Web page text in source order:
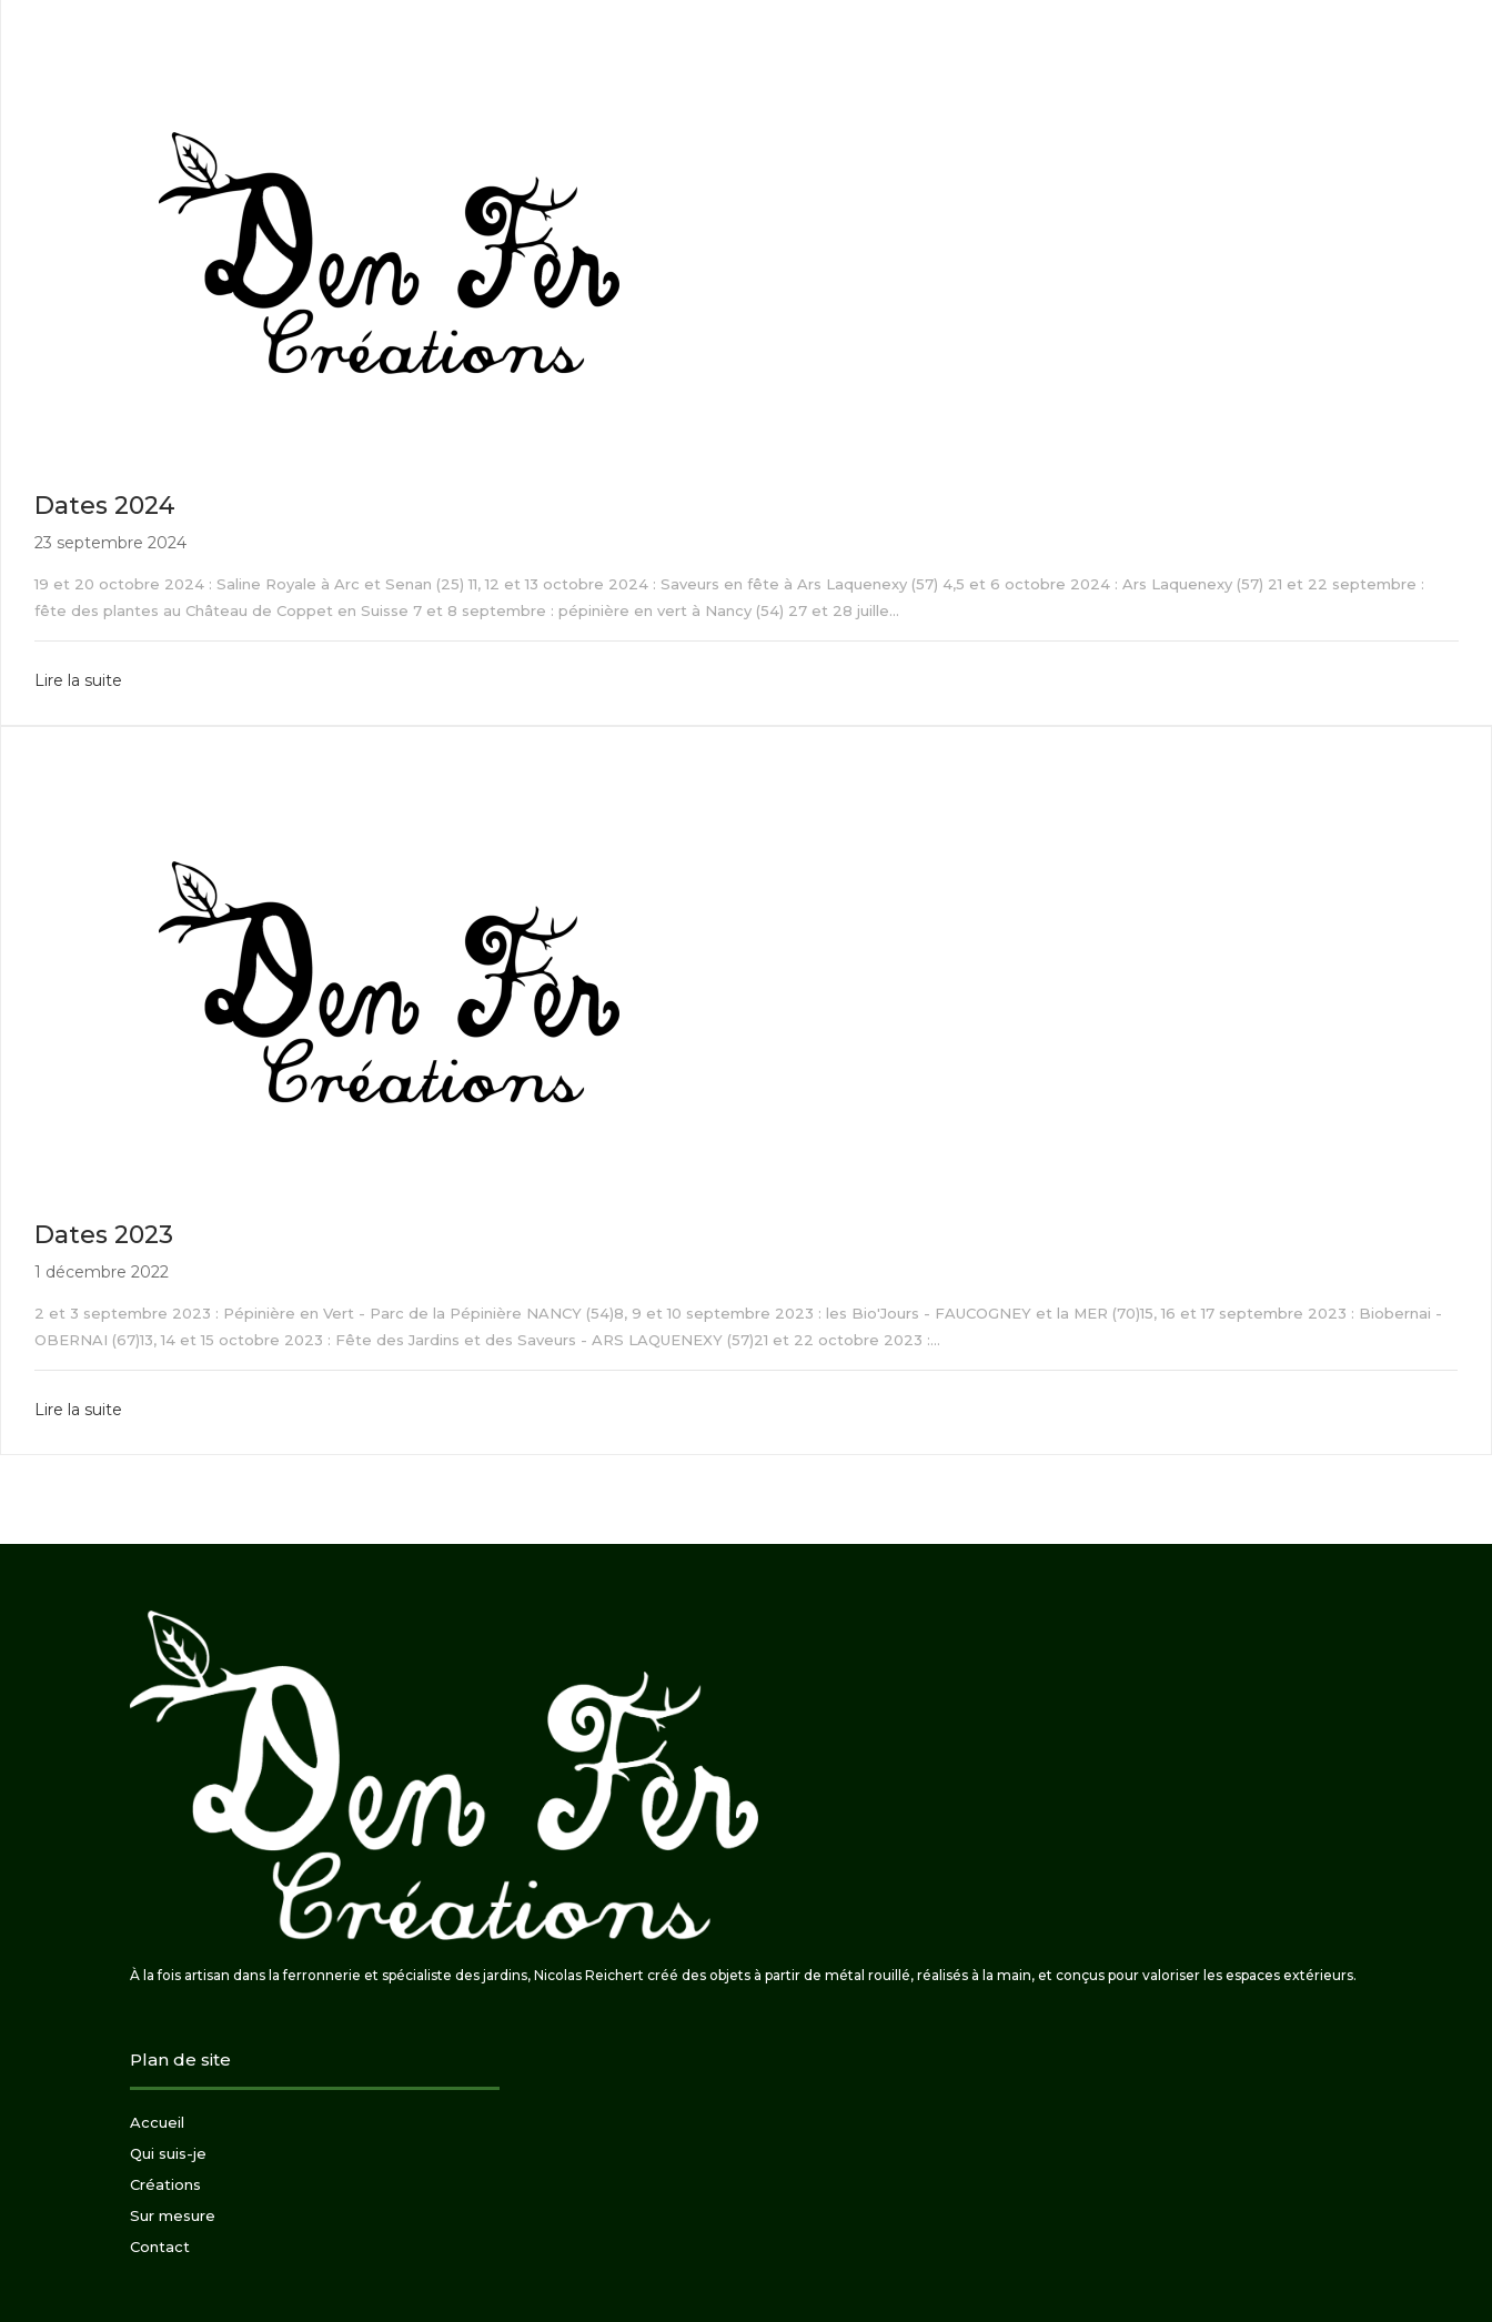
Dates 2024
23 septembre 2024
19 et 20 octobre 2024 : Saline Royale à Arc et Senan (25) 11, 12 et 13 octobre 2024 : Saveurs en fête à Ars Laquenexy (57) 4,5 et 6 octobre 2024 : Ars Laquenexy (57) 21 et 22 septembre :
fête des plantes au Château de Coppet en Suisse 7 et 8 septembre : pépinière en vert à Nancy (54) 27 et 28 juille...
Lire la suite
Dates 2023
1 décembre 2022
2 et 3 septembre 2023 : Pépinière en Vert - Parc de la Pépinière NANCY (54)8, 9 et 10 septembre 2023 : les Bio'Jours - FAUCOGNEY et la MER (70)15, 16 et 17 septembre 2023 : Biobernai -
OBERNAI (67)13, 14 et 15 octobre 2023 : Fête des Jardins et des Saveurs - ARS LAQUENEXY (57)21 et 22 octobre 2023 :...
Lire la suite
À la fois artisan dans la ferronnerie et spécialiste des jardins, Nicolas Reichert créé des objets à partir de métal rouillé, réalisés à la main, et conçus pour valoriser les espaces extérieurs.
Plan de site
Accueil
Qui suis-je
Créations
Sur mesure
Contact